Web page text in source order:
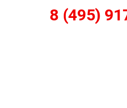
8 (495)